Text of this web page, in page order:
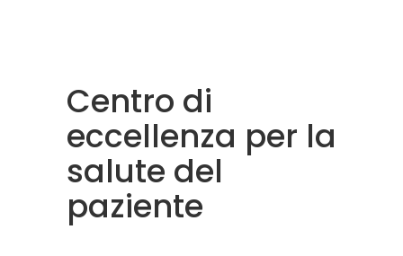
Centro di
eccellenza per la
salute del
paziente